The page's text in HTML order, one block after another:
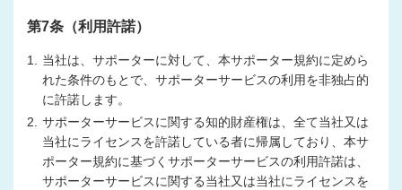
第7条（利用許諾）
1. 当社は、サポーターに対して、本サポーター規約に定めら
れた条件のもとで、サポーターサービスの利用を非独占的
に許諾します。
2.
サポーターサービスに関する知的財産権は、全て当社又は
当社にライセンスを許諾している者に帰属しており、本サ
ポーター規約に基づくサポーターサービスの利用許諾は、
サポーターサービスに関する当社又は当社にライセンスを